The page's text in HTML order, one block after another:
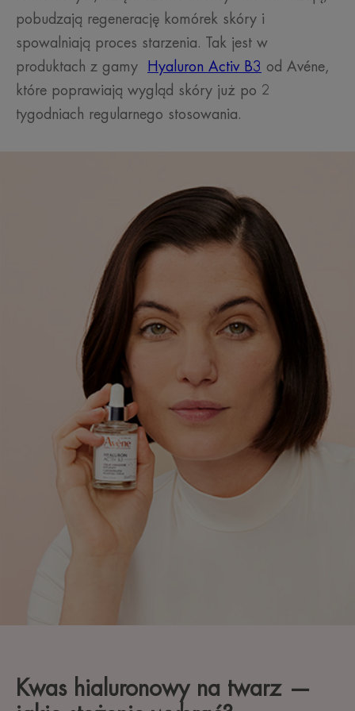
pobudzają regenerację komórek skóry i
spowalniają proces starzenia. Tak jest w
produktach z gamy
Hyaluron Activ B3 od Avéne,
które poprawiają wygląd skóry już po 2
tygodniach regularnego stosowania.
Kwas hialuronowy na twarz —